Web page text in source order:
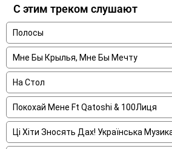
С этим треком слушают
Полосы
Мне Бы Крылья, Мне Бы Мечту
На Стол
Покохай Мене Ft Qatoshi & 100Лиця
Ці Хіти Зносять Дах! Українська